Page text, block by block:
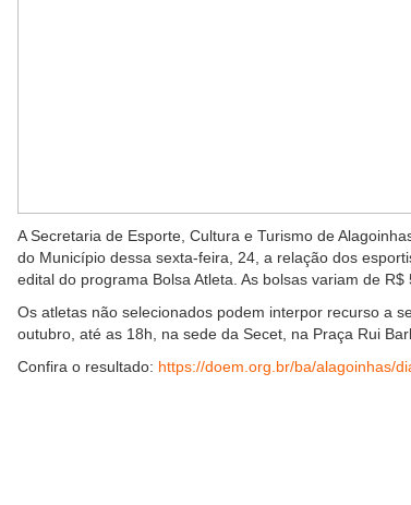
A Secretaria de Esporte, Cultura e Turismo de
do Município dessa sexta-feira, 24, a relação dos
edital do programa Bolsa Atleta. As bolsas variam de R$
Os atletas não selecionados podem interpor recurso a
outubro, até as 18h, na sede da Secet, na Praça Rui
Confira o resultado: https://doem.org.br/ba/alagoinhas/